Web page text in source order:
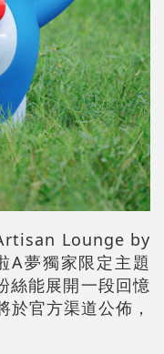
Lounge by
A夢獨家限定主題
絲能展開一段回憶
於官方渠道公佈，